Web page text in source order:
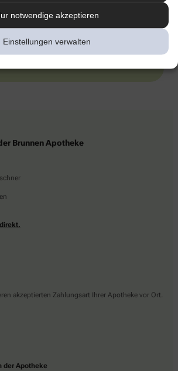
notwendige akzeptieren
Einstellungen verwalten50,00 €. Gültig auf das
ausgeschlossen rezeptpflichtige Produkte.
Brunnen Apotheke
akzeptierten Zahlungsart Ihrer Apotheke vor Ort.
der Apotheke